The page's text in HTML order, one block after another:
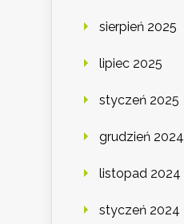
sierpień 2025
lipiec 2025
styczeń 2025
grudzień 2024
listopad 2024
styczeń 2024